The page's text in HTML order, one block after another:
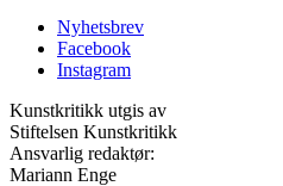
Nyhetsbrev
Facebook
Instagram
Kunstkritikk utgis av
Stiftelsen Kunstkritikk
Ansvarlig redaktør:
Mariann Enge